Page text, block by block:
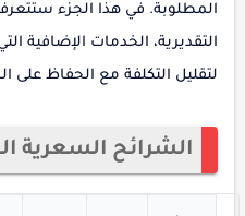
المطلوبة. في هذا الجزء
التقديرية، الخدمات الإضافية
لتقليل التكلفة مع الحفاظ على
الشرائح السعرية